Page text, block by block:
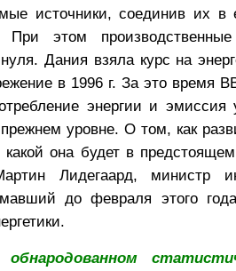
источники, соединив их
При этом
Дания взяла курс на
в 1996 г. За это время
энергии и эмиссия
уровне. О том, как
какой она будет в
Лидегаард, министр
до февраля этого